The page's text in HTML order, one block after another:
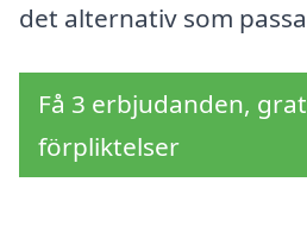
det alternativ som
Få 3 erbjudanden,
förpliktelser